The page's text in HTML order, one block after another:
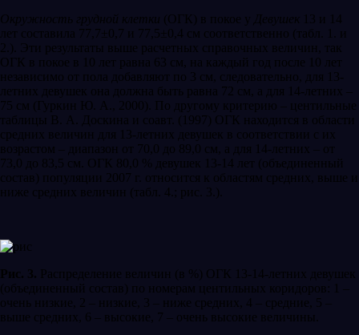
Окружность грудной клетки (ОГК) в покое у Девушек 13 и 14
лет составила 77,7±0,7 и 77,5±0,4 см соответственно (табл. 1. и
2.). Эти результаты выше расчетных справочных величин, так
ОГК в покое в 10 лет равна 63 см, на каждый год после 10 лет
независимо от пола добавляют по 3 см, следовательно, для 13-
летних девушек она должна быть равна 72 см, а для 14-летних –
75 см (Гуркин Ю. А., 2000). По другому критерию – центильные
таблицы В. А. Доскина и соавт. (1997) ОГК находится в области
средних величин для 13-летних девушек в соответствии с их
возрастом – диапазон от 70,0 до 89,0 см, а для 14-летних – от
73,0 до 83,5 см. ОГК 80,0 % девушек 13-14 лет (объединенный
состав) популяции 2007 г. относится к областям средних, выше и
ниже средних величин (табл. 4.; рис. 3.).
Рис. 3. Распределение величин (в %) ОГК 13-14-летних девушек
(объединенный состав) по номерам центильных коридоров: 1 –
очень низкие, 2 – низкие, 3 – ниже средних, 4 – средние, 5 –
выше средних, 6 – высокие, 7 – очень высокие величины.